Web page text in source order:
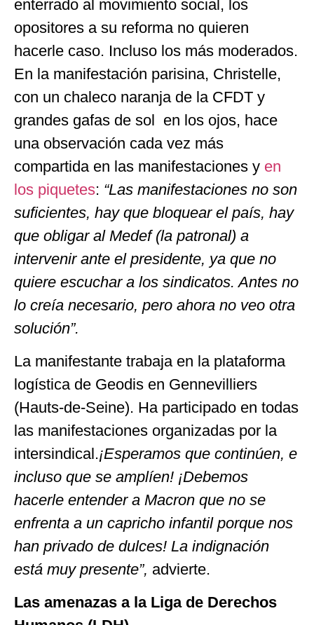
enterrado al movimiento social, los
opositores a su reforma no quieren
hacerle caso. Incluso los más moderados.
En la manifestación parisina, Christelle,
con un chaleco naranja de la CFDT y
grandes gafas de sol en los ojos, hace
una observación cada vez más
compartida en las manifestaciones y en
los piquetes: “Las manifestaciones no son
suficientes, hay que bloquear el país, hay
que obligar al Medef (la patronal) a
intervenir ante el presidente, ya que no
quiere escuchar a los sindicatos. Antes no
lo creía necesario, pero ahora no veo otra
solución”.
La manifestante trabaja en la plataforma
logística de Geodis en Gennevilliers
(Hauts-de-Seine). Ha participado en todas
las manifestaciones organizadas por la
intersindical.¡Esperamos que continúen, e
incluso que se amplíen! ¡Debemos
hacerle entender a Macron que no se
enfrenta a un capricho infantil porque nos
han privado de dulces! La indignación
está muy presente”, advierte.
Las amenazas a la Liga de Derechos